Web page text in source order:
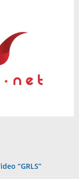
“GRLS”